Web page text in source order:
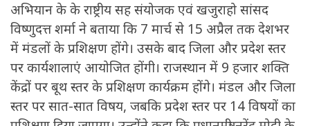
अभियान के के राष्ट्रीय सह संयोजक एवं खजुराहो सांसद
विष्णुदत्त शर्मा ने बताया कि 7 मार्च से 15 अप्रैल तक देशभर
में मंडलों के प्रशिक्षण होंगे। उसके बाद जिला और प्रदेश स्तर
पर कार्यशालाएं आयोजित होंगी। राजस्थान में 9 हजार शक्ति
केंद्रों पर बूथ स्तर के प्रशिक्षण कार्यक्रम होंगे। मंडल और जिला
स्तर पर सात-सात विषय, जबकि प्रदेश स्तर पर 14 विषयों का